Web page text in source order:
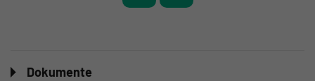
Dokumente